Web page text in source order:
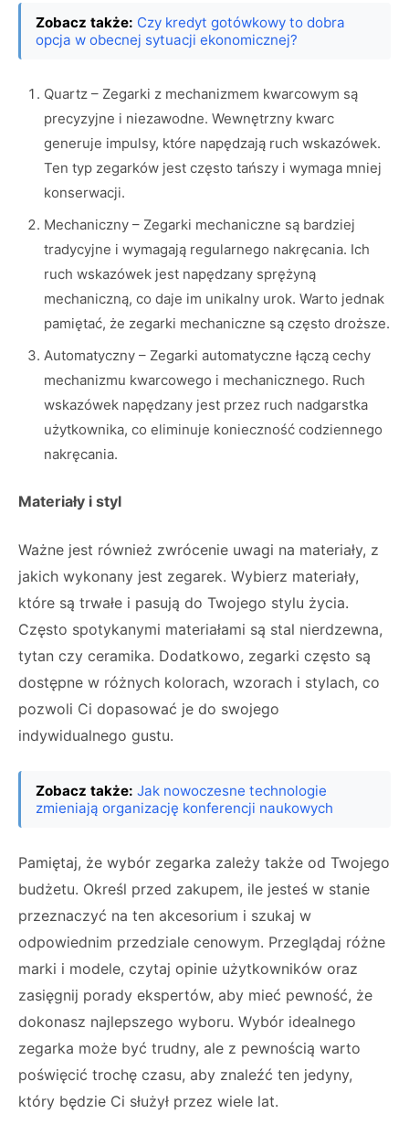
Zobacz także: Czy kredyt gotówkowy to dobra
opcja w obecnej sytuacji ekonomicznej?
Quartz – Zegarki z mechanizmem kwarcowym są
precyzyjne i niezawodne. Wewnętrzny kwarc
generuje impulsy, które napędzają ruch wskazówek.
Ten typ zegarków jest często tańszy i wymaga mniej
konserwacji.
Mechaniczny – Zegarki mechaniczne są bardziej
tradycyjne i wymagają regularnego nakręcania. Ich
ruch wskazówek jest napędzany sprężyną
mechaniczną, co daje im unikalny urok. Warto jednak
pamiętać, że zegarki mechaniczne są często droższe.
Automatyczny – Zegarki automatyczne łączą cechy
mechanizmu kwarcowego i mechanicznego. Ruch
wskazówek napędzany jest przez ruch nadgarstka
użytkownika, co eliminuje konieczność codziennego
nakręcania.
Materiały i styl
Ważne jest również zwrócenie uwagi na materiały, z
jakich wykonany jest zegarek. Wybierz materiały,
które są trwałe i pasują do Twojego stylu życia.
Często spotykanymi materiałami są stal nierdzewna,
tytan czy ceramika. Dodatkowo, zegarki często są
dostępne w różnych kolorach, wzorach i stylach, co
pozwoli Ci dopasować je do swojego
indywidualnego gustu.
Zobacz także: Jak nowoczesne technologie
zmieniają organizację konferencji naukowych
Pamiętaj, że wybór zegarka zależy także od Twojego
budżetu. Określ przed zakupem, ile jesteś w stanie
przeznaczyć na ten akcesorium i szukaj w
odpowiednim przedziale cenowym. Przeglądaj różne
marki i modele, czytaj opinie użytkowników oraz
zasięgnij porady ekspertów, aby mieć pewność, że
dokonasz najlepszego wyboru. Wybór idealnego
zegarka może być trudny, ale z pewnością warto
poświęcić trochę czasu, aby znaleźć ten jedyny,
który będzie Ci służył przez wiele lat.